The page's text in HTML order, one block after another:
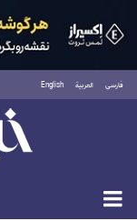
فارسی العربية English